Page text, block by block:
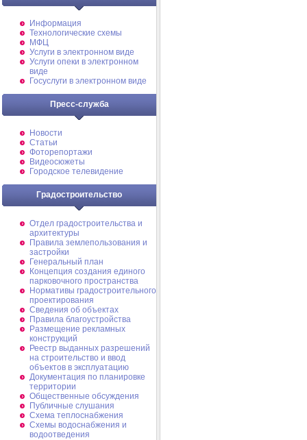
Информация
Технологические схемы
МФЦ
Услуги в электронном виде
Услуги опеки в электронном
виде
Госуслуги в электронном виде
Пресс-служба
Новости
Статьи
Фоторепортажи
Видеосюжеты
Городское телевидение
Градостроительство
Отдел градостроительства и
архитектуры
Правила землепользования и
застройки
Генеральный план
Концепция создания единого
парковочного пространства
Нормативы градостроительного
проектирования
Сведения об объектах
Правила благоустройства
Размещение рекламных
конструкций
Реестр выданных разрешений
на строительство и ввод
объектов в эксплуатацию
Документация по планировке
территории
Общественные обсуждения
Публичные слушания
Схема теплоснабжения
Схемы водоснабжения и
водоотведения